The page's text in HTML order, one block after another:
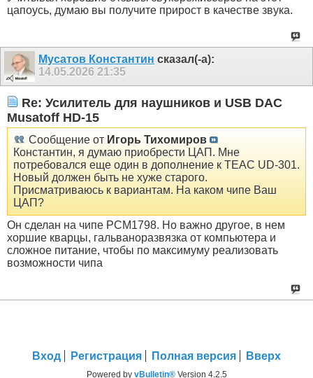
цапоусь, думаю вы получите прирост в качестве звука.
Мусатов Константин сказал(-а):
14.05.2026 21:35
Re: Усилитель для наушников и USB DAC
Musatoff HD-15
Сообщение от Игорь Тихомиров
Константин, я думаю приобрести ЦАП. Мне
потребовался еще один в дополнение к TEAC UD-301.
Новый должен быть не хуже старого.
Присматриваюсь к вариантам. На каком чипе Ваш
ЦАП?
Он сделан на чипе РСМ1798. Но важно другое, в нем
хоршие кварцы, гальваноразвязка от компьютера и
сложное питание, чтобы по максимуму реализовать
возможности чипа
Вход Регистрация Полная версия Вверх
Powered by vBulletin®Version 4.2.5